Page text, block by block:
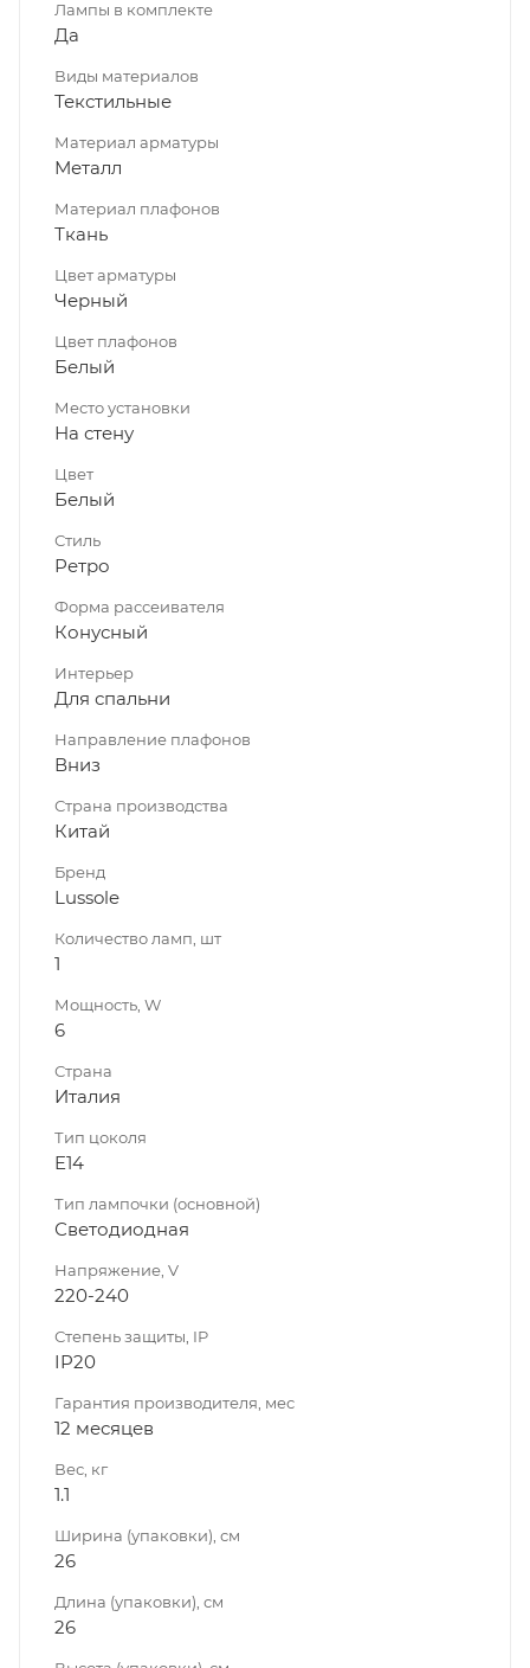
Лампы в комплекте
Да
Виды материалов
Текстильные
Материал арматуры
Металл
Материал плафонов
Ткань
Цвет арматуры
Черный
Цвет плафонов
Белый
Место установки
На стену
Цвет
Белый
Стиль
Ретро
Форма рассеивателя
Конусный
Интерьер
Для спальни
Направление плафонов
Вниз
Страна производства
Китай
Бренд
Lussole
Количество ламп, шт
1
Мощность, W
6
Страна
Италия
Тип цоколя
E14
Тип лампочки (основной)
Светодиодная
Напряжение, V
220-240
Степень защиты, IP
IP20
Гарантия производителя, мес
12 месяцев
Вес, кг
1.1
Ширина (упаковки), см
26
Длина (упаковки), см
26